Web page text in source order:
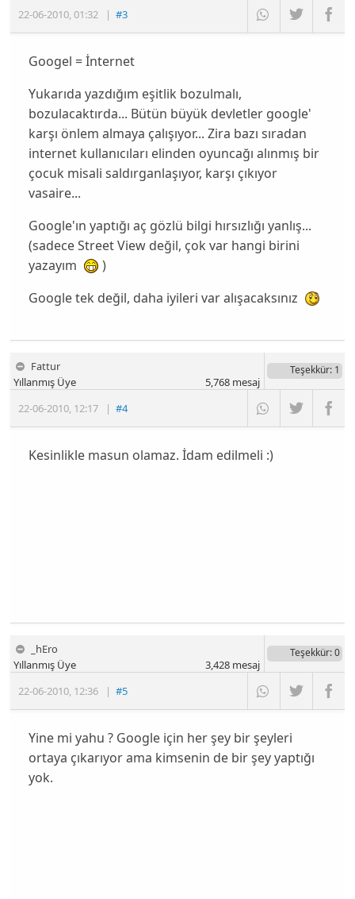
22-06-2010,01:32 |#3
Googel = İnternet
Yukarıda yazdığım eşitlik bozulmalı,
bozulacaktırda... Bütün büyük devletler google'
karşı önlem almaya çalışıyor... Zira bazı sıradan
internet kullanıcıları elinden oyuncağı alınmış bir
çocuk misali saldırganlaşıyor, karşı çıkıyor
vasaire...
Google'ın yaptığı aç gözlü bilgi hırsızlığı yanlış...
(sadece Street View değil, çok var hangi birini
yazayım
)
Google tek değil, daha iyileri var alışacaksınız
Fattur
22-06-2010, 12:17 |#4
Yıllanmış Üye
Teşekkür: 1
5,768mesaj
Kesinlikle masun olamaz. İdam edilmeli :)
_hEro
22-06-2010, 12:36 |#5
Yıllanmış Üye
Teşekkür: 0
3,428mesaj
Yine mi yahu ? Google için her şey bir şeyleri
ortaya çıkarıyor ama kimsenin de bir şey yaptığı
yok.